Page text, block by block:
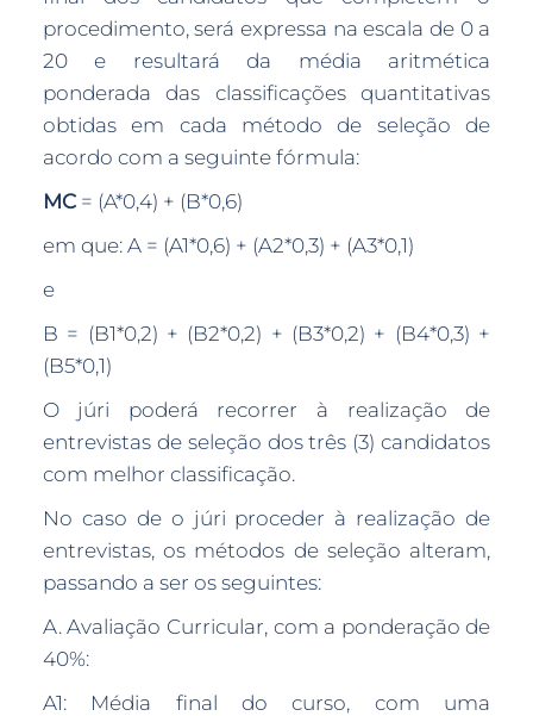
procedimento, será expressa na escala de 0 a
20 e resultará da média aritmética
ponderada das classificações quantitativas
obtidas em cada método de seleção de
acordo com a seguinte fórmula:
MC= (A*0,4) + (B*0,6)
em que: A = (A1*0,6) + (A2*0,3) + (A3*0,1)
e
B = (B1*0,2) + (B2*0,2) + (B3*0,2) + (B4*0,3) +
(B5*0,1)
O júri poderá recorrer à realização de
entrevistas de seleção dos três (3) candidatos
com melhor classificação.
No caso de o júri proceder à realização de
entrevistas, os métodos de seleção alteram,
passando a ser os seguintes:
A. Avaliação Curricular, com a ponderação de
40%:
A1: Média final do curso, com uma